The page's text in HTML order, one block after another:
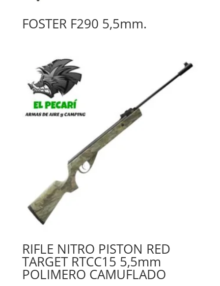
FOSTER F290 5,5mm.
RIFLE NITRO PISTON RED
TARGET RTCC15 5,5mm
POLIMERO CAMUFLADO